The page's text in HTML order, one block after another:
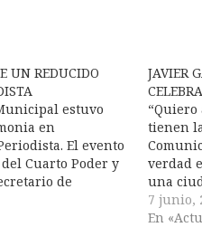
UN REDUCIDO
estuvo
en
El evento
Cuarto Poder y
de
Otondo,
JAVIER
tienen
verdad
una
expresó
la
7 junio,
En